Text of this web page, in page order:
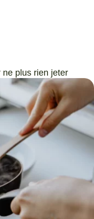
plus rien jeter